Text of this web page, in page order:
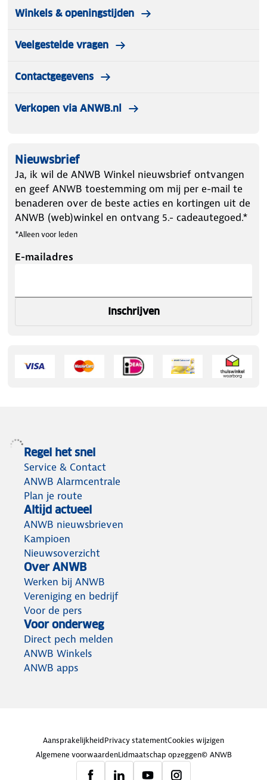
Winkels & openingstijden
Veelgestelde vragen
Contactgegevens
Verkopen via ANWB.nl
Nieuwsbrief
Ja, ik wil de ANWB Winkel nieuwsbrief ontvangen
en geef ANWB toestemming om mij per e-mail te
benaderen over de beste acties en kortingen uit de
ANWB (web)winkel en ontvang 5.- cadeautegoed.*
*Alleen voor leden
E-mailadres
Inschrijven
Regel het snel
Service & Contact
ANWB Alarmcentrale
Plan je route
Altijd actueel
ANWB nieuwsbrieven
Kampioen
Nieuwsoverzicht
Over ANWB
Werken bij ANWB
Vereniging en bedrijf
Voor de pers
Voor onderweg
Direct pech melden
ANWB Winkels
ANWB apps
AansprakelijkheidPrivacy statementCookies wijzigen
Algemene voorwaardenLidmaatschap opzeggen© ANWB